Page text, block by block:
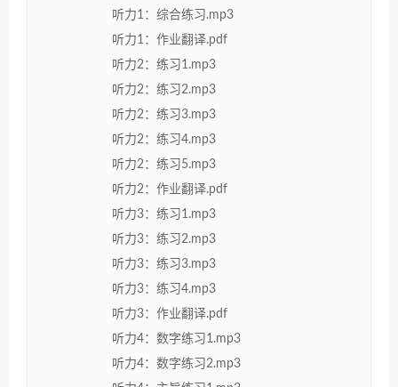
听力1：综合练习.mp3
听力1：作业翻译.pdf
听力2：练习1.mp3
听力2：练习2.mp3
听力2：练习3.mp3
听力2：练习4.mp3
听力2：练习5.mp3
听力2：作业翻译.pdf
听力3：练习1.mp3
听力3：练习2.mp3
听力3：练习3.mp3
听力3：练习4.mp3
听力3：作业翻译.pdf
听力4：数字练习1.mp3
听力4：数字练习2.mp3